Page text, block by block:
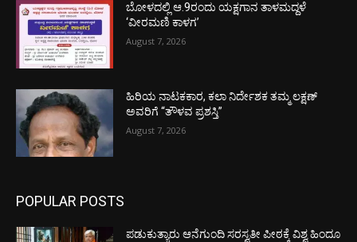
ಬೋಳದಲ್ಲಿ ಆ.9ರಂದು ಯಕ್ಷಗಾನ ತಾಳಮದ್ದಳೆ
‘ವೀರಮಣಿ ಕಾಳಗ’
August 7, 2026
ಹಿರಿಯ ನಾಟಕಕಾರ, ಕಲಾ ನಿರ್ದೇಶಕ ತಮ್ಮ ಲಕ್ಷಣ್
ಅವರಿಗೆ “ತೌಳವ ಪ್ರಶಸ್ತಿ”
August 7, 2026
POPULAR POSTS
ಪಡುಕುತ್ಯಾರು ಆನೆಗುಂದಿ ಸರಸ್ವತೀ ಪೀಠಕ್ಕೆ ವಿಶ್ವ ಹಿಂದೂ